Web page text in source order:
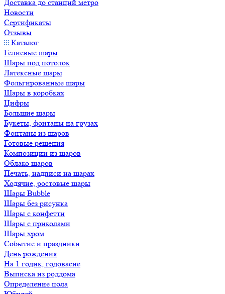
Доставка до станций метро
Новости
Сертификаты
Отзывы
Каталог
Гелиевые шары
Шары под потолок
Латексные шары
Фольгированные шары
Шары в коробках
Цифры
Большие шары
Букеты, фонтаны на грузах
Фонтаны из шаров
Готовые решения
Композиции из шаров
Облако шаров
Печать, надписи на шарах
Ходячие, ростовые шары
Шары Bubble
Шары без рисунка
Шары с конфетти
Шары с приколами
Шары хром
Событие и праздники
День рождения
На 1 годик, годовасие
Выписка из роддома
Определение пола